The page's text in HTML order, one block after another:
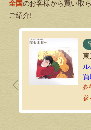
全国のお客様から買い取
ご紹介!
東
参